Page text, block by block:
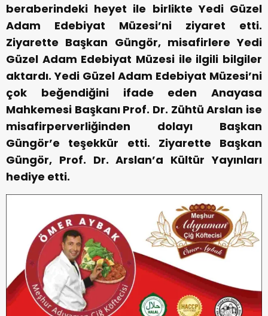
beraberindeki heyet ile birlikte Yedi Güzel
Adam Edebiyat Müzesi’ni ziyaret etti.
Ziyarette Başkan Güngör, misafirlere Yedi
Güzel Adam Edebiyat Müzesi ile ilgili bilgiler
aktardı. Yedi Güzel Adam Edebiyat Müzesi’ni
çok beğendiğini ifade eden Anayasa
Mahkemesi Başkanı Prof. Dr. Zühtü Arslan ise
misafirperverliğinden dolayı Başkan
Güngör’e teşekkür etti. Ziyarette Başkan
Güngör, Prof. Dr. Arslan’a Kültür Yayınları
hediye etti.